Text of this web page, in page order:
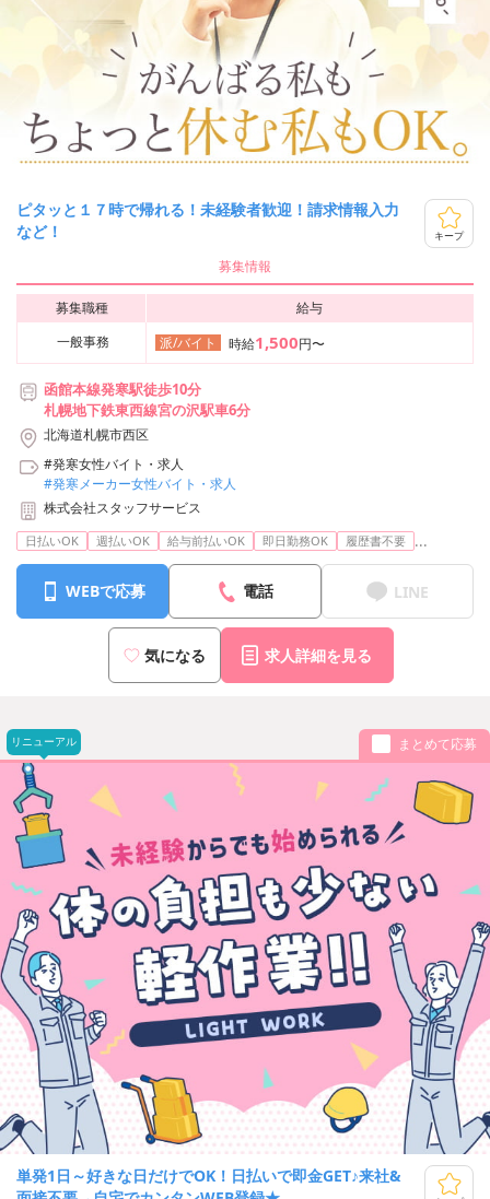
ピタッと１７時で帰れる！未経験者歓迎！請求情報入力
など！
キープ
募集情報
募集職種
給与
一般事務
派/バイト 時給1,500円〜
函館本線発寒駅徒歩10分
札幌地下鉄東西線宮の沢駅車6分
北海道札幌市西区
#発寒女性バイト・求人
#発寒メーカー女性バイト・求人
株式会社スタッフサービス
日払いOK 週払いOK 給与前払いOK 即日勤務OK 履歴書不要 ...
WEBで応募 電話 LINE
気になる 求人詳細を見る
リニューアル まとめて応募
単発1日～好きな日だけでOK！日払いで即金GET♪来社&